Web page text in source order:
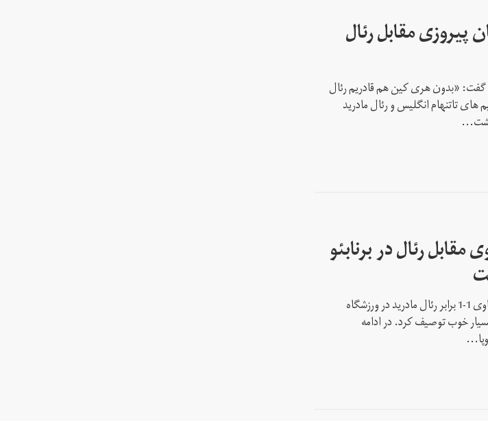
پیروزی مقابل رئال
گفت: «بدون هری کین هم قادریم رئال
تاتنهام انگلیس و رئال مادرید
رئال در برنابئو
مهاجم گلزن تیم تاتنهام تساوی 1-1 برابر رئال مادرید در ورزشگاه
بسیار خوب توصیف کرد. در ادامه